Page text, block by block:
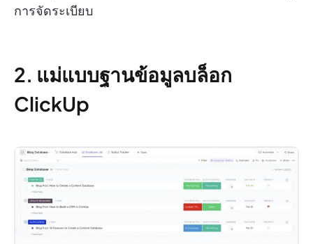
การจัดระเบียบ
2. แม่แบบฐานข้อมูลบล็อก
ClickUp